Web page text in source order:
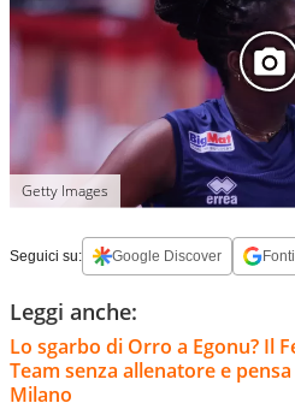
Getty Images
Seguici su: Google Discover
Leggi anche:
Lo sgarbo di Orro a Egonu? Il
Team senza allenatore e
Milano